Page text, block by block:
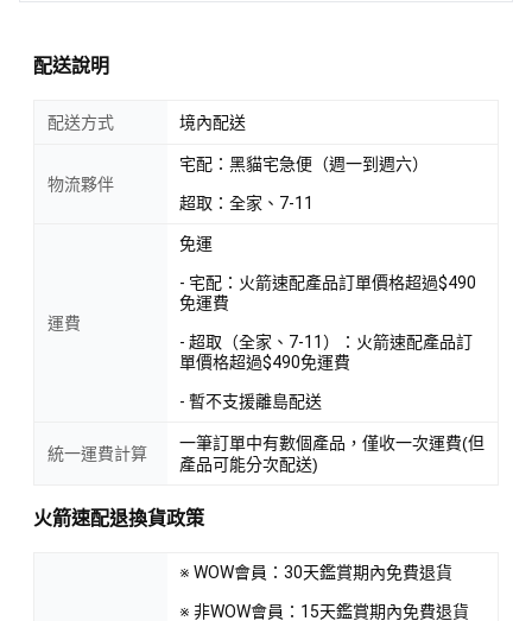
配送說明
配送方式 境內配送
物流夥伴
宅配：黑貓宅急便（週一到週六）
超取：全家、7-11
運費
免運
- 宅配：火箭速配產品訂單價格超過$490
免運費
- 超取（全家、7-11）：火箭速配產品訂
單價格超過$490免運費
- 暫不支援離島配送
統一運費計算
一筆訂單中有數個產品，僅收一次運費(但
產品可能分次配送)
火箭速配退換貨政策
※ WOW會員：30天鑑賞期內免費退貨
※ 非WOW會員：15天鑑賞期內免費退貨